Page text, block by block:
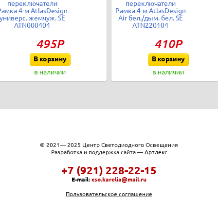
переключатели
4-м AtlasDesign
жемчуж. SE
ATN000404
495Р
В корзину
в наличии
переключатели
Рамка 4-м AtlasDesign
Air бел./дым. бел. SE
ATN220104
410Р
В корзину
в наличии
© 2021— 2025 Центр Светодиодного Освещения
Разработка и поддержка сайта — Артлекс
+7 (921) 228-22-15
E-mail: cso.karelia@mail.ru
Пользовательское соглашение